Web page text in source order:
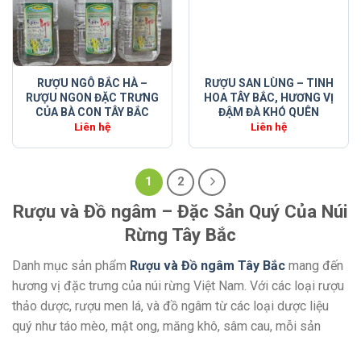
RƯỢU NGÔ BẮC HÀ –
RƯỢU NGON ĐẶC TRƯNG
CỦA BÀ CON TÂY BẮC
Liên hệ
RƯỢU SAN LÙNG – TINH
HOA TÂY BẮC, HƯƠNG VỊ
ĐẬM ĐÀ KHÓ QUÊN
Liên hệ
1 2
Rượu và Đồ ngâm – Đặc Sản Quý Của Núi
Rừng Tây Bắc
Danh mục sản phẩm Rượu và Đồ ngâm Tây Bắc mang đến
hương vị đặc trưng của núi rừng Việt Nam. Với các loại rượu
thảo dược, rượu men lá, và đồ ngâm từ các loại dược liệu
quý như táo mèo, mật ong, măng khô, sâm cau, mỗi sản